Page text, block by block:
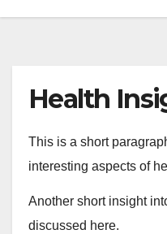
Health
This is a short
interesting aspects of
Another short insight
discussed here.